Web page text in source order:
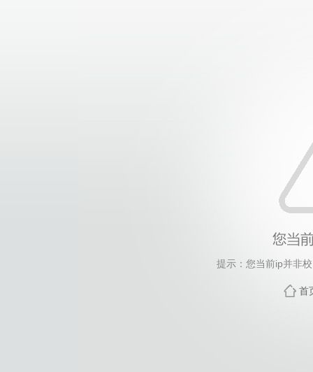
提示：您当前ip并非
首